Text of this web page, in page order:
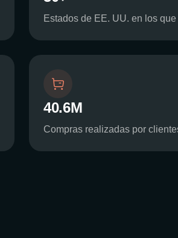
Estados de EE. UU. en los
40.6M
Compras realizadas por